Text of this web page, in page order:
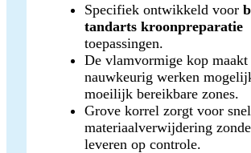
Specifiek ontwikkeld voor
tandarts kroonpreparatie
toepassingen.
De vlamvormige kop maakt
nauwkeurig werken
moeilijk bereikbare zones.
Grove korrel zorgt voor
materiaalverwijdering
leveren op controle.